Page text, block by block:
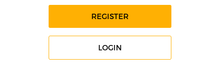
REGISTER
LOGIN